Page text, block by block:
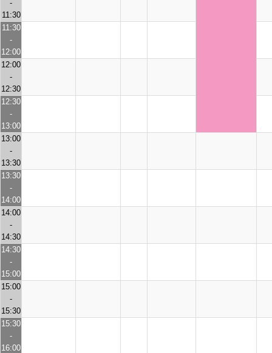
-
11:30
11:30
-
12:00
12:00
-
12:30
12:30
-
13:00
13:00
-
13:30
13:30
-
14:00
14:00
-
14:30
14:30
-
15:00
15:00
-
15:30
15:30
-
16:00